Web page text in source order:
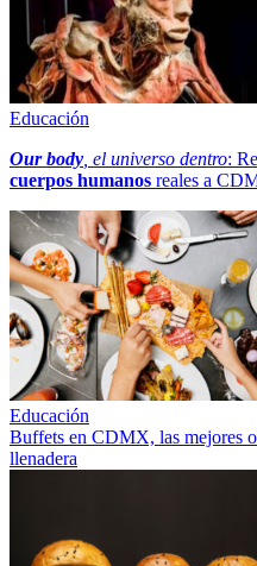
Educación
Our body , el universo dentro:
cuerpos humanos reales a
Educación
Buffets en CDMX, las mejores
llenadera